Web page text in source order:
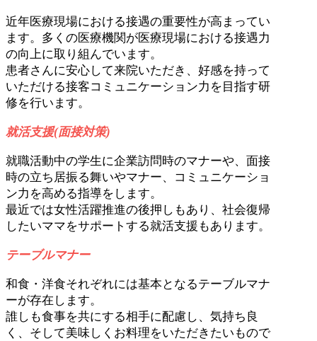
近年医療現場における接遇の重要性が高まってい
ます。多くの医療機関が医療現場における接遇力
の向上に取り組んでいます。
患者さんに安心して来院いただき、好感を持って
いただける接客コミュニケーション力を目指す研
修を行います。
就活支援(面接対策)
就職活動中の学生に企業訪問時のマナーや、面接
時の立ち居振る舞いやマナー、コミュニケーショ
ン力を高める指導をします。
最近では女性活躍推進の後押しもあり、社会復帰
したいママをサポートする就活支援もあります。
テーブルマナー
和食・洋食それぞれには基本となるテーブルマナ
ーが存在します。
誰しも食事を共にする相手に配慮し、気持ち良
く、そして美味しくお料理をいただきたいもので